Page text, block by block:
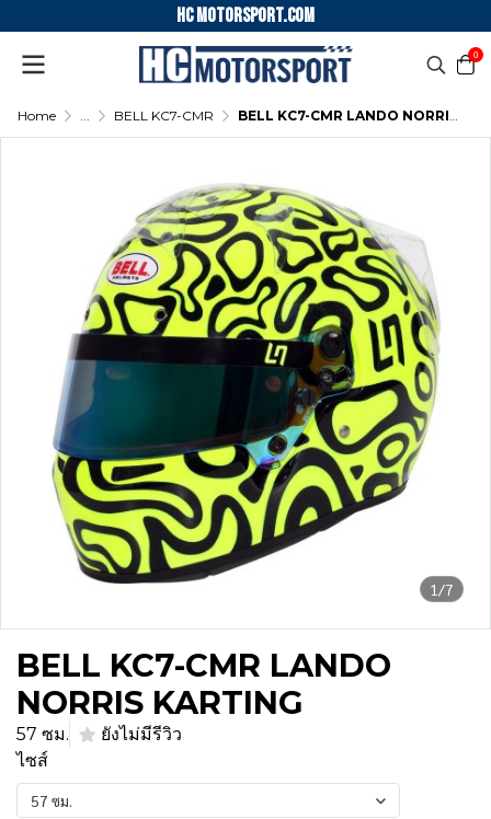
HC motorsport.COM
0
Home ... BELL KC7-CMR BELL KC7-CMR LANDO NORRIS KARTING
1/7
BELL KC7-CMR LANDO
NORRIS KARTING
57 ซม.
ยังไม่มีรีวิว
ไซส์
57 ซม.